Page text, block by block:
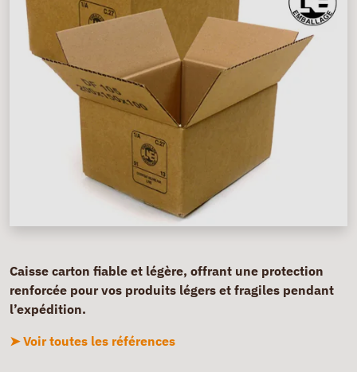
Caisse carton fiable et légère, offrant une protection
renforcée pour vos produits légers et fragiles pendant
l’expédition.
➤ Voir toutes les références